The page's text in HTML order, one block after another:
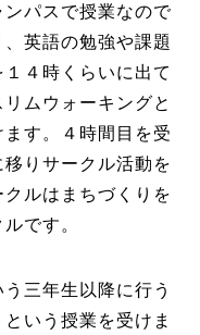
パスで授業なので
英語の勉強や課題
４時くらいに出て
ムウォーキングと
す。４時間目を受
りサークル活動を
ルはまちづくりを
です。
三年生以降に行う
いう授業を受けま